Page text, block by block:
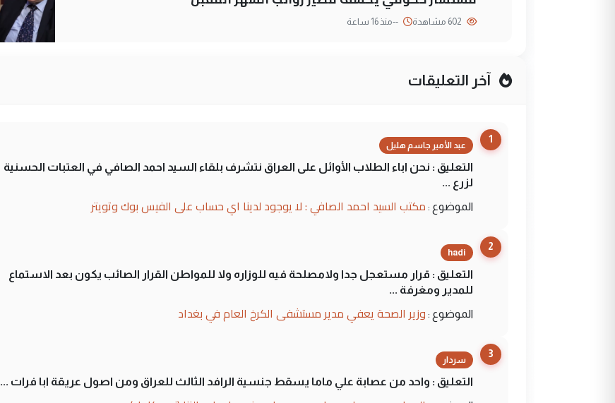
--منذ 16 ساعة
آخر التعليقات
1
عبد الأمير جاسم هليل
التعليق : نحن اباء الطلاب الأوائل على العراق نتشرف بلقاء السيد احمد الصافي في العتبات الحسنية
لزرع ...
الموضوع : مكتب السيد احمد الصافي : لا يوجود لدينا اي حساب على الفيس بوك وتويتر
2
hadi
التعليق : قرار مستعجل جدا ولامصلحة فيه للوزاره ولا للمواطن القرار الصائب يكون بعد الاستماع
للمدير ومغرفة ...
الموضوع : وزير الصحة يعفي مدير مستشفى الكرخ العام في بغداد
3
سردار
التعليق : واحد من عصابة علي ماما يسقط جنسية الرافد الثالث للعراق ومن اصول عريقة ابا فرات ...